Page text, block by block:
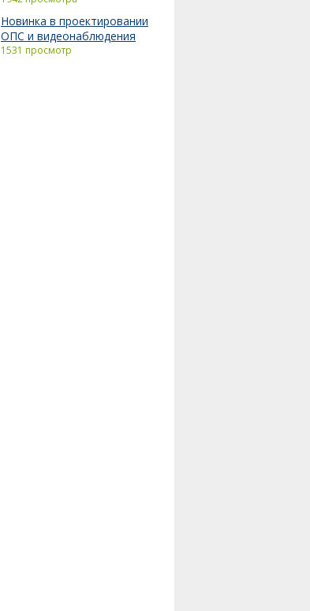
Новинка в проектировании
ОПС и видеонаблюдения
1531 просмотр